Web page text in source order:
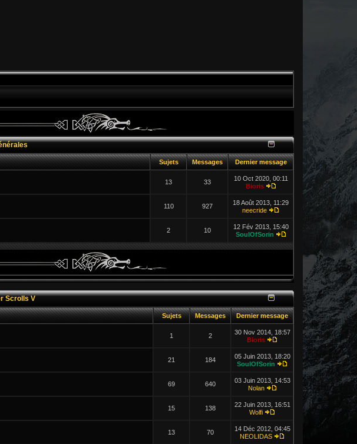
Sujets Messages Dernier message
13 33
10 Oct 2020, 00:11
Bioris
110 927
18 Août 2013, 11:29
neecride
2 10
12 Fév 2013, 15:40
SoulOfSorin
Scrolls V
Sujets Messages Dernier message
1 2
30 Nov 2014, 18:57
Bioris
21 184
05 Juin 2013, 18:20
SoulOfSorin
69 640
03 Juin 2013, 14:53
Nolan
15 138
22 Juin 2013, 16:51
Wolfi
13 70
14 Déc 2012, 04:45
NEOLIDAS